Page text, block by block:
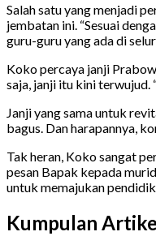
Salah satu yang menjadi
jembatan ini. “Sesuai
guru-guru yang ada di
Koko percaya janji
saja, janji itu kini terwujud.
Janji yang sama untuk
bagus. Dan harapannya,
Tak heran, Koko sangat
pesan Bapak kepada
untuk memajukan
Kumpulan